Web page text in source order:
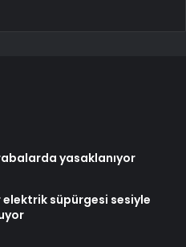
yasaklanıyor
elektrik süpürgesi sesiyle